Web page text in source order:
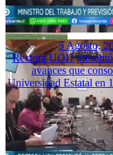
5 Agosto,
Rectora UOH
avances que
Universidad Estatal en